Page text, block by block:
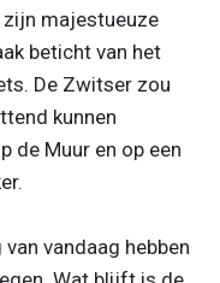
zijn majestueuze
beticht van het
De Zwitser zou
kunnen
de Muur en op een
vandaag hebben